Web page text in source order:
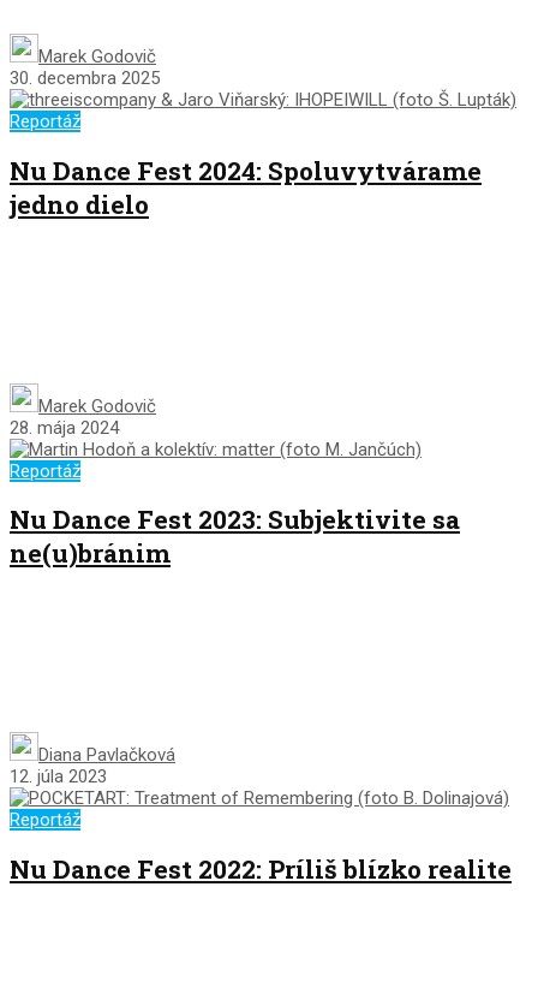
Marek Godovič
30. decembra 2025
Reportáž
Nu Dance Fest 2024: Spoluvytvárame
jedno dielo
Marek Godovič
28. mája 2024
Reportáž
Nu Dance Fest 2023: Subjektivite sa
ne(u)bránim
Diana Pavlačková
12. júla 2023
Reportáž
Nu Dance Fest 2022: Príliš blízko realite